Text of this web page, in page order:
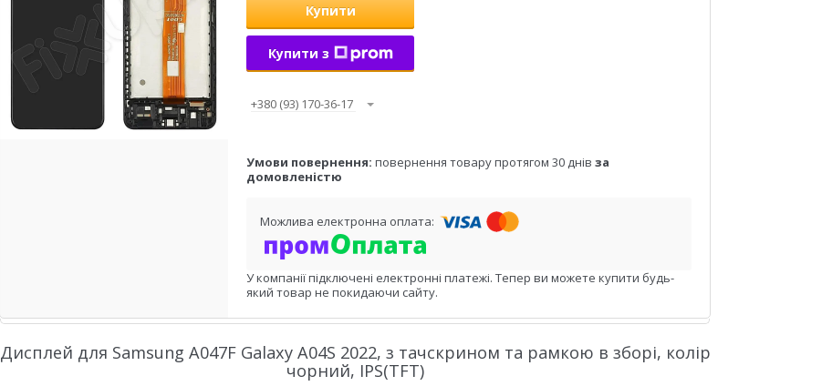
Купити
Купити з
+380 (93) 170-36-17
повернення товару протягом 30 днів за
домовленістю
У компанії підключені електронні платежі. Тепер ви можете купити будь-
який товар не покидаючи сайту.
Дисплей для Samsung A047F Galaxy A04S 2022, з тачскрином та рамкою в зборі, колір
чорний, IPS(TFT)